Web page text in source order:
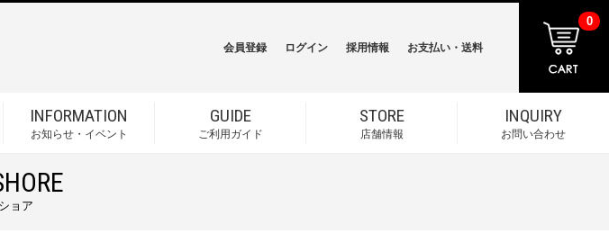
INFORMATION
お知らせ・イベント
GUIDE
ご利用ガイド
STORE
店舗情報
INQUIRY
お問い合わせ
会員登録 ログイン 採用情報 お支払い・送料
0
ョア